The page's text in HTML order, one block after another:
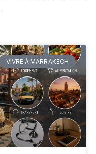
VIVRE À MARRAKECH